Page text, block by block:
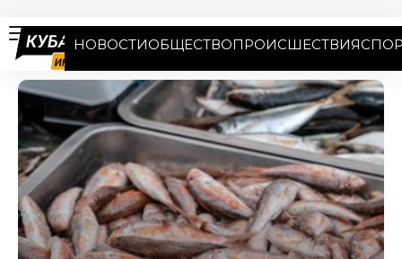
НОВОСТИОБЩЕСТВОПРОИСШЕСТВИЯ